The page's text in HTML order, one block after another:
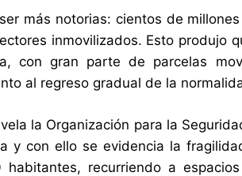
más notorias: cientos de
inmovilizados. Esto produjo
con gran parte de parcelas
al regreso gradual de la
la Organización para la
y con ello se evidencia la
habitantes, recurriendo a